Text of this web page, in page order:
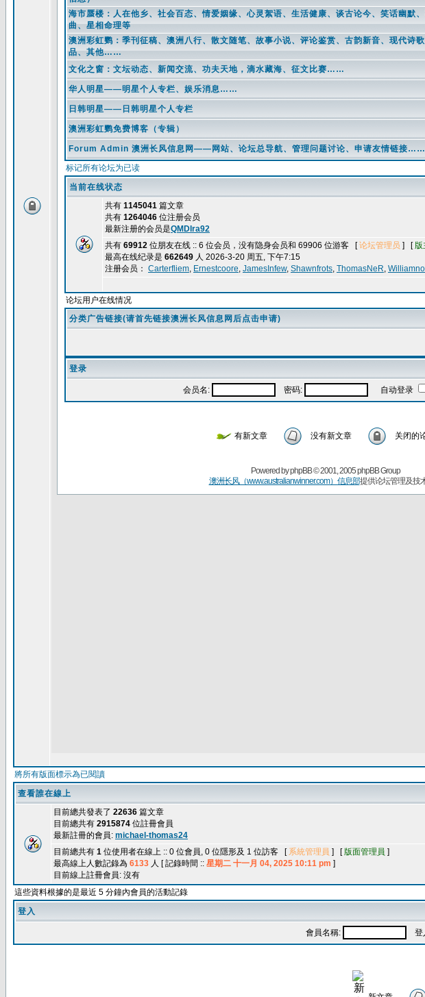
將所有版面標示為已閱讀
查看誰在線上
目前總共發表了 22636 篇文章
目前總共有 2915874 位註冊會員
最新註冊的會員: michael-thomas24
目前總共有 1 位使用者在線上 :: 0 位會員, 0 位隱形及 1 位訪客 [ 系統管理員 ] [版面管理員 ]
最高線上人數記錄為 6133 人 [ 記錄時間 :: 星期二 十一月 04, 2025 10:11 pm ]
目前線上註冊會員: 沒有
這些資料根據的是最近 5 分鐘內會員的活動記錄
登入
會員名稱: 登